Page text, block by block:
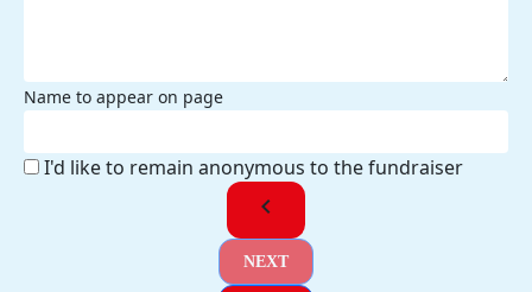
Name to appear on page
I'd like to remain anonymous to the fundraiser
chevron_left
NEXT